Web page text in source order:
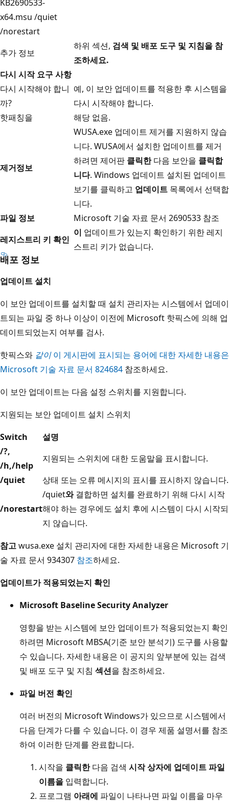
KB2690533-
x64.msu /quiet
/norestart
추가 정보
하위 섹션, 검색 및 배포 도구 및 지침을 참
조하세요.
다시 시작 요구 사항
다시 시작해야 합니
까?
예, 이 보안 업데이트를 적용한 후 시스템을
다시 시작해야 합니다.
핫패칭을
해당 없음.
제거정보
WUSA.exe 업데이트 제거를 지원하지 않습
니다. WUSA에서 설치한 업데이트를 제거
하려면 제어판 클릭한다음 보안을 클릭합
니다. Windows 업데이트 설치된 업데이트
보기를 클릭하고 업데이트 목록에서 선택합
니다.
파일 정보
Microsoft 기술 자료 문서 2690533 참조
레지스트리 키 확인
이 업데이트가 있는지 확인하기 위한 레지
스트리 키가 없습니다.
배포 정보
업데이트 설치
이 보안 업데이트를 설치할 때 설치 관리자는 시스템에서 업데이
트되는 파일 중 하나 이상이 이전에 Microsoft 핫픽스에 의해 업
데이트되었는지 여부를 검사.
핫픽스와 같이이 게시판에 표시되는 용어에 대한 자세한 내용은
Microsoft 기술 자료 문서 824684 참조하세요.
이 보안 업데이트는 다음 설정 스위치를 지원합니다.
지원되는 보안 업데이트 설치 스위치
Switch
설명
/?,
/h,/help
지원되는 스위치에 대한 도움말을 표시합니다.
/quiet
상태 또는 오류 메시지의 표시를 표시하지 않습니다.
/norestart
/quiet와결합하면 설치를 완료하기 위해 다시 시작
해야 하는 경우에도 설치 후에 시스템이 다시 시작되
지 않습니다.
참고wusa.exe 설치 관리자에 대한 자세한 내용은 Microsoft 기
술 자료 문서 934307 참조하세요.
업데이트가 적용되었는지 확인
Microsoft Baseline Security Analyzer
영향을 받는 시스템에 보안 업데이트가 적용되었는지 확인
하려면 Microsoft MBSA(기준 보안 분석기) 도구를 사용할
수 있습니다. 자세한 내용은 이 공지의 앞부분에 있는 검색
및 배포 도구 및 지침 섹션을 참조하세요.
파일 버전 확인
여러 버전의 Microsoft Windows가 있으므로 시스템에서
다음 단계가 다를 수 있습니다. 이 경우 제품 설명서를 참조
하여 이러한 단계를 완료합니다.
시작을 클릭한다음 검색 시작 상자에 업데이트 파일
이름을 입력합니다.
프로그램 아래에 파일이 나타나면 파일 이름을 마우